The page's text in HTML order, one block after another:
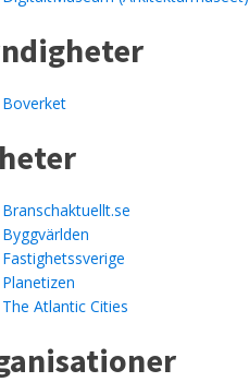
Boverket
Branschaktuellt.se
Byggvärlden
Fastighetssverige
Planetizen
The Atlantic Cities